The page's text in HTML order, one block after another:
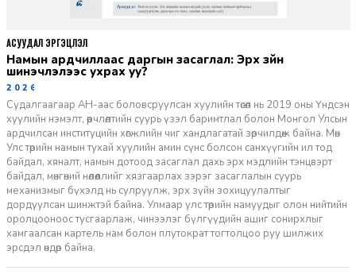
Намын ардчиллаас даргын засаглал: Эрх зүйн
шинэчлэлээс ухрах уу?
2026-07-08
Судалгаагаар АН-аас боловсруулсан хуулийн төсөл нь 2019 оны Үндсэн
хуулийн нэмэлт, өөрчлөлтийн суурь үзэл баримтлал болон Монгол Улсын
ардчилсан институцийн хөгжлийн чиг хандлагатай зөрчилдөж байна. Мөн
Улс төрийн намын тухай хуулийн амин сүнс болсон санхүүгийн ил тод
байдал, хяналт, намын дотоод засаглал дахь эрх мэдлийн тэнцвэрт
байдал, мөнгөний нөлөөллийг хязгаарлах зэрэг засаглалын суурь
механизмыг бүхэлд нь сулруулж, эрх зүйн зохицуулалтыг
дордуулсан шинжтэй байна. Улмаар улс төрийн намуудыг олон нийтийн
оролцооноос тусгаарлаж, чинээлэг бүлгүүдийн ашиг сонирхлыг
хамгаалсан картель нам болон плутократ тогтолцоо руу шилжих
эрсдэл өндөр байна.
АСУУДАЛ ЭРГЭЦҮҮЛЭЛ